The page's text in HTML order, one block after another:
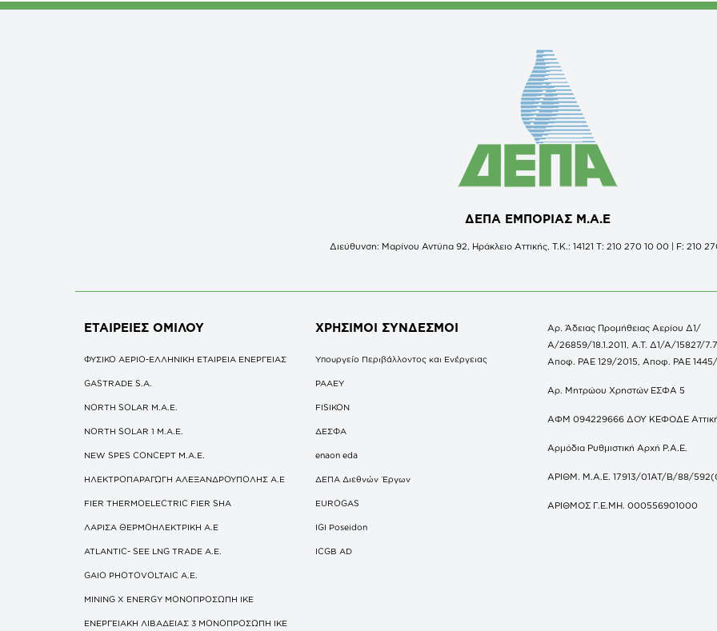
ΔΕΠΑ ΕΜΠΟΡΙΑΣ Μ.Α.Ε
Διεύθυνση: Μαρίνου Αντύπα 92, Ηράκλειο Αττικής, Τ.Κ.: 14121 Τ: 210 270 10 00 | F: 210
ΕΤΑΙΡΕΙΕΣΟΜΙΛΟΥ
ΦΥΣΙΚΟ ΑΕΡΙΟ-ΕΛΛΗΝΙΚΗ ΕΤΑΙΡΕΙΑ ΕΝΕΡΓΕΙΑΣ
GASTRADE S.A.
NORTH SOLAR M.Α.Ε.
NORTH SOLAR 1 M.Α.Ε.
NEW SPES CONCEPT Μ.Α.Ε.
ΗΛΕΚΤΡΟΠΑΡΑΓΩΓΗ ΑΛΕΞΑΝΔΡΟΥΠΟΛΗΣ A.E
FIER THERMOELECTRIC FIER SHA
ΛΑΡΙΣΑ ΘΕΡΜΟΗΛΕΚΤΡΙΚΗ A.E
ATLANTIC- SEE LNG TRADE A.E.
GAIO PHOTOVOLTAIC Α.Ε.
MINING X ENERGY ΜΟΝΟΠΡΟΣΩΠΗ ΙΚΕ
ΕΝΕΡΓΕΙΑΚΗ ΛΙΒΑΔΕΙΑΣ 3 ΜΟΝΟΠΡΟΣΩΠΗ ΙΚΕ
ΧΡΗΣΙΜΟΙ ΣΥΝΔΕΣΜΟΙ
Υπουργείο Περιβάλλοντος και Ενέργειας
ΡΑΑΕΥ
FISIKON
ΔΕΣΦΑ
enaon eda
ΔΕΠΑ Διεθνών Έργων
EUROGAS
IGI Poseidon
ICGB AD
Αρ. Άδειας Προμήθειας Αερίου Δ1/
Α/26859/18.1.2011, Α.Τ. Δ1/Α/15827/
Αποφ. ΡΑΕ 129/2015, Αποφ. ΡΑΕ
Αρ. Μητρώου Χρηστών ΕΣΦΑ 5
ΑΦΜ 094229666 ΔΟΥ ΚΕΦΟΔΕ
Αρμόδια Ρυθμιστική Αρχή Ρ.Α.Ε.
ΑΡΙΘΜ. Μ.Α.Ε. 17913/01ΑΤ/Β/88/
ΑΡΙΘΜΟΣ Γ.Ε.ΜΗ. 000556901000